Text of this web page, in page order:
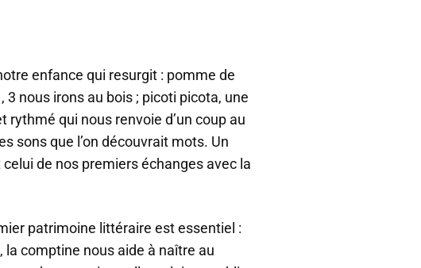
enfance qui resurgit : pomme de
3 nous irons au bois ; picoti picota, une
qui nous renvoie d’un coup au
sons que l’on découvrait mots. Un
de nos premiers échanges avec la
patrimoine littéraire est essentiel :
la comptine nous aide à naître au